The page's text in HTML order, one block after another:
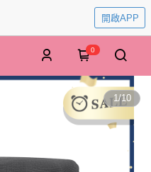
開啟APP
0
1/10